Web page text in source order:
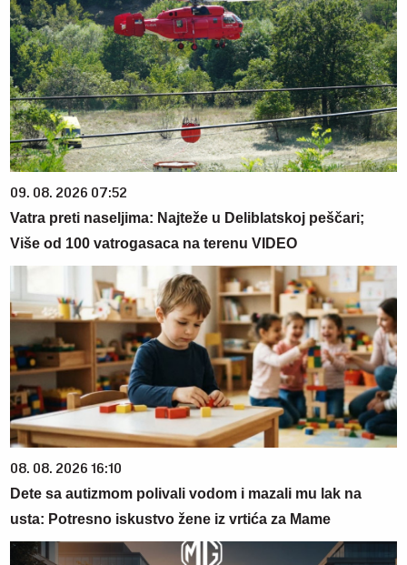
09. 08. 2026 07:52
Vatra preti naseljima: Najteže u Deliblatskoj peščari;
Više od 100 vatrogasaca na terenu VIDEO
08. 08. 2026 16:10
Dete sa autizmom polivali vodom i mazali mu lak na
usta: Potresno iskustvo žene iz vrtića za Mame